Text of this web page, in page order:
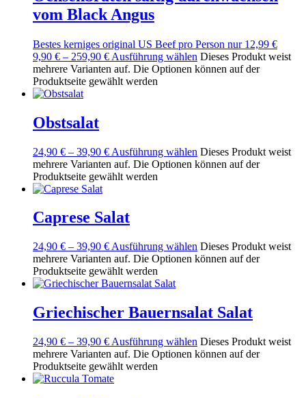
vom Black Angus
Bestes kerniges original US Beef pro Person nur 12,99 €
9,90 € – 259,90 € Ausführung wählen Dieses Produkt weist
mehrere Varianten auf. Die Optionen können auf der
Produktseite gewählt werden
Obstsalat
24,90 € – 39,90 € Ausführung wählen Dieses Produkt weist
mehrere Varianten auf. Die Optionen können auf der
Produktseite gewählt werden
Caprese Salat
24,90 € – 39,90 € Ausführung wählen Dieses Produkt weist
mehrere Varianten auf. Die Optionen können auf der
Produktseite gewählt werden
Griechischer Bauernsalat Salat
24,90 € – 39,90 € Ausführung wählen Dieses Produkt weist
mehrere Varianten auf. Die Optionen können auf der
Produktseite gewählt werden